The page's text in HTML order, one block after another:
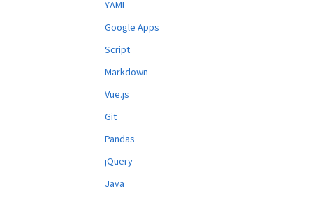
YAML
Google Apps
Script
Markdown
Vue.js
Git
Pandas
jQuery
Java